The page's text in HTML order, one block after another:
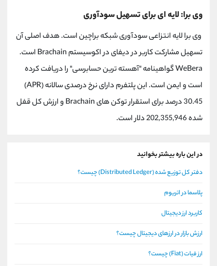
وی برا: لایه ای برای تسهیل سودآوری
وی برا لایه انتزاعی سودآوری شبکه براچین است. هدف اصلی آن
تسهیل مشارکت کاربر در دیفای در اکوسیستم Brachain است.
WeBera گواهینامه "آهسته ترین حسابرسی" را دریافت کرده
است و ایمن است. این پلتفرم دارای نرخ درصدی سالانه (APR)
30.45 درصد برای استقرار توکن های Brachain و ارزش کل قفل
شده 202,355,946 دلار است.
در این باره بیشتر بخوانید
دفتر کل توزیع شده (Distributed Ledger) چیست؟
پلاسما در اتریوم
کاربرد ارز دیجیتال
ارزش بازار در ارزهای دیجیتال چیست؟
ارز فیات (Fiat) چیست؟